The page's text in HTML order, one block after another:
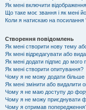
Як мені включити
Що таке моє звання і як мені
Коли я натискаю на посилання
Створення повідомлень
Як мені створити нову тему
Як мені відредагувати або
Як мені додати підпис до мого
Як мені створити опитування?
Чому я не можу додати більше
Як мені змінити або видалити
Чому я не маю доступу до
Чому я не можу приєднувати
Чому я отримав